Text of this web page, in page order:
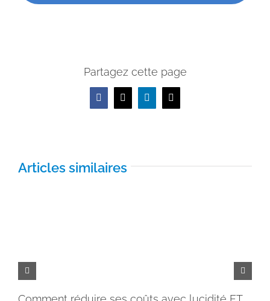
Partagez cette page
Facebook
X LinkedInEmail
Articles similaires